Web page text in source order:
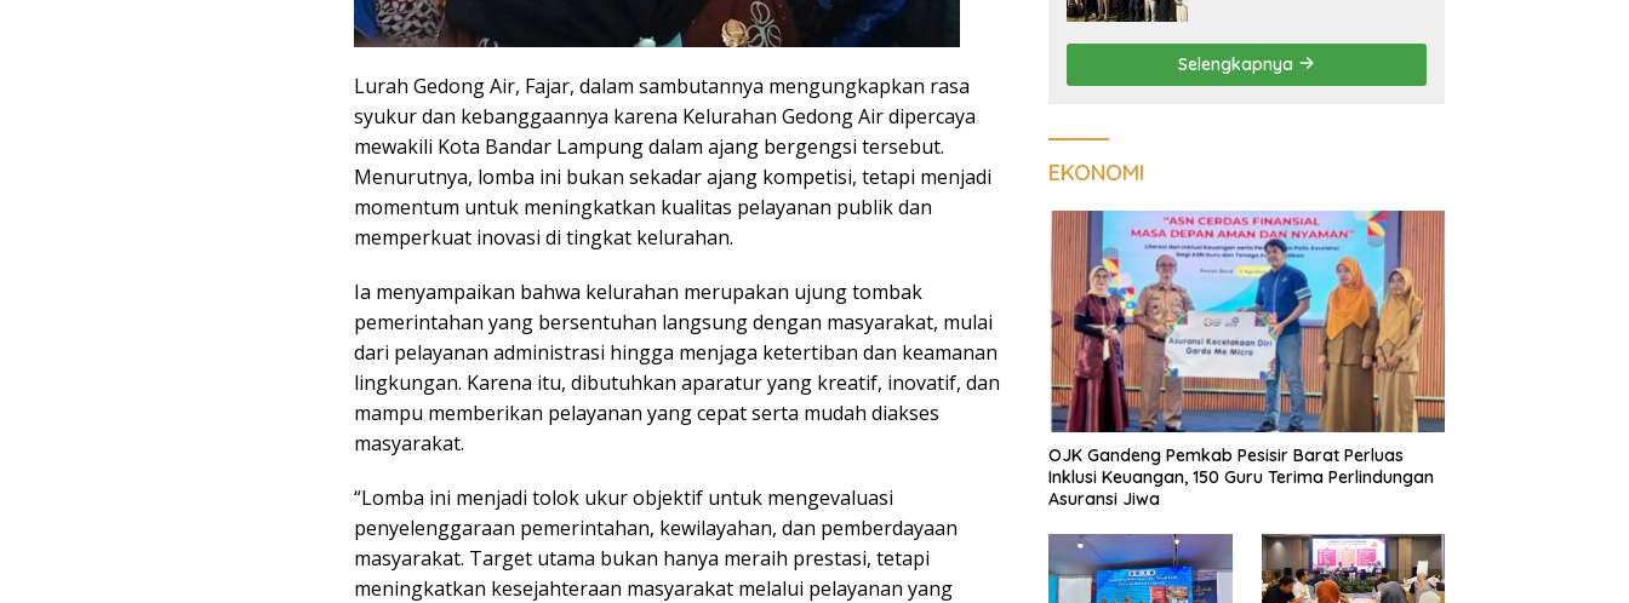
Lurah Gedong Air, Fajar, dalam sambutannya mengungkapkan rasa
syukur dan kebanggaannya karena Kelurahan Gedong Air dipercaya
mewakili Kota Bandar Lampung dalam ajang bergengsi tersebut.
Menurutnya, lomba ini bukan sekadar ajang kompetisi, tetapi menjadi
momentum untuk meningkatkan kualitas pelayanan publik dan
memperkuat inovasi di tingkat kelurahan.
Ia menyampaikan bahwa kelurahan merupakan ujung tombak
pemerintahan yang bersentuhan langsung dengan masyarakat, mulai
dari pelayanan administrasi hingga menjaga ketertiban dan keamanan
lingkungan. Karena itu, dibutuhkan aparatur yang kreatif, inovatif, dan
mampu memberikan pelayanan yang cepat serta mudah diakses
masyarakat.
“Lomba ini menjadi tolok ukur objektif untuk mengevaluasi
penyelenggaraan pemerintahan, kewilayahan, dan pemberdayaan
masyarakat. Target utama bukan hanya meraih prestasi, tetapi
meningkatkan kesejahteraan masyarakat melalui pelayanan yang
Mengorbit
Selengkapnya
EKONOMI
OJK Gandeng Pemkab Pesisir Barat Perluas
Inklusi Keuangan, 150 Guru Terima Perlindungan
Asuransi Jiwa